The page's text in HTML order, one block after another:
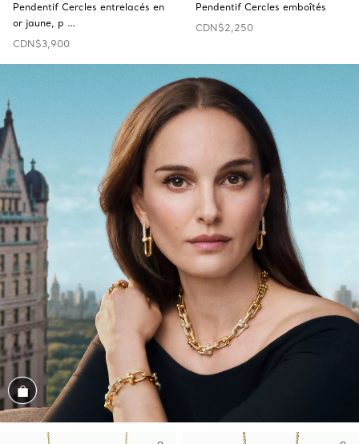
Pendentif Cercles entrelacés en
or jaune, p …
CDN$3,900
Pendentif Cercles emboîtés
CDN$2,250
Magasiner cet assortiment